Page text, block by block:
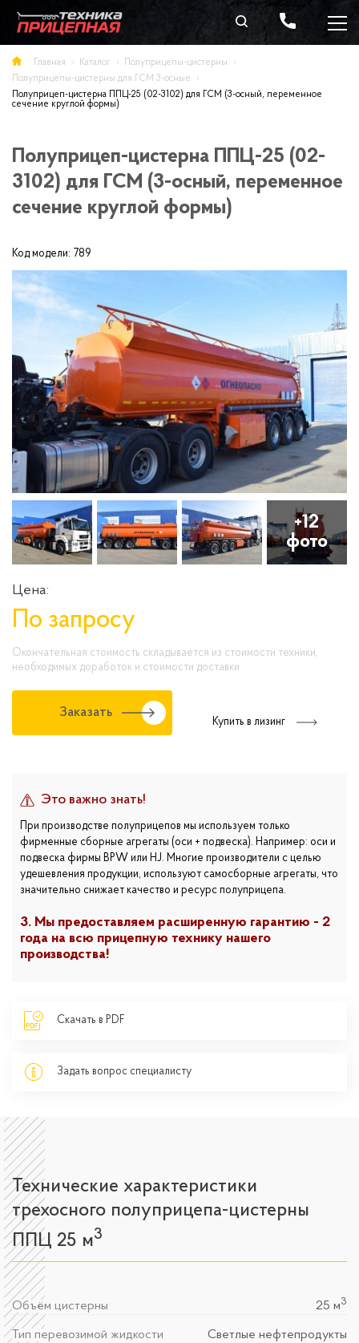
Главная Каталог
Полуприцепы-цистерны
Полуприцепы-цистерны для ГСМ 3-осные
Полуприцеп-цистерна ППЦ-25 (02-3102) для ГСМ (3-осный, переменное
сечение круглой формы)
Полуприцеп-цистерна ППЦ-25 (02-
3102) для ГСМ (3-осный, переменное
сечение круглой формы)
Код модели: 789
+12
фото
Цена:
По запросу
Окончательная стоимость складывается из стоимости техники,
необходимых доработок и стоимости доставки
Заказать
Купить в лизинг
Это важно знать!
При производстве полуприцепов мы используем только
фирменные сборные агрегаты (оси + подвеска). Например: оси и
подвеска фирмы BPW или HJ. Многие производители с целью
удешевления продукции, используют самосборные агрегаты, что
значительно снижает качество и ресурс полуприцепа.
3. Мы предоставляем расширенную гарантию - 2
года на всю прицепную технику нашего
производства!
Скачать в PDF
Задать вопрос специалисту
Технические характеристики
трехосного полуприцепа-цистерны
ППЦ 25 м3
Объём цистерны 25 м3
Тип перевозимой жидкости Светлые нефтепродукты